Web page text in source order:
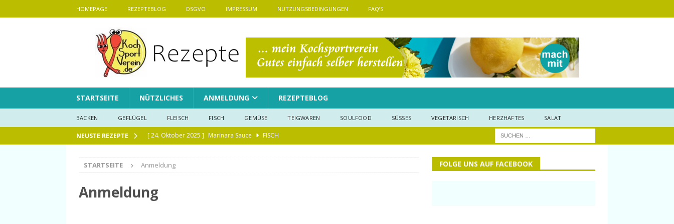
HOMEPAGE REZEPTEBLOG DSGVO IMPRESSUM NUTZUNGSBEDINGUNGEN FAQ’S
STARTSEITE NÜTZLICHES ANMELDUNG REZEPTEBLOG
BACKEN GEFLÜGEL FLEISCH FISCH GEMÜSE TEIGWAREN SOULFOOD SÜSSES VEGETARISCH HERZHAFTES SALAT
NEUSTE REZEPTE [ 24. Oktober 2025 ] Marinara Sauce
FISCH
[ 29. Mai 2025 ]
[ 6. Januar 2025 ]
STARTSEITE Anmeldung
Anmeldung
FOLGE UNS AUF FACEBOOK